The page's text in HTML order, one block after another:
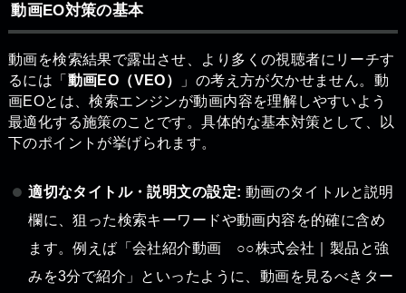
動画EO対策の基本
動画を検索結果で露出させ、より多くの視聴者にリーチす
るには「 動画EO（VEO）
」の考え方が欠かせません。動
画EOとは、検索エンジンが動画内容を理解しやすいよう
最適化する施策のことです。具体的な基本対策として、以
下のポイントが挙げられます。
適切なタイトル・説明文の設定: 動画のタイトルと説明
欄に、狙った検索キーワードや動画内容を的確に含め
ます。例えば「会社紹介動画 ○○株式会社｜製品と強
みを3分で紹介」といったように、動画を見るべきター